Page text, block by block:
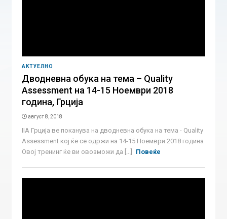
АКТУЕЛНО
Дводневна обука на тема – Quality
Assessment на 14-15 Ноември 2018
година, Грција
август 8, 2018
IIA Грција ве поканува на дводневна обука на тема - Quality
Assessment кој ќе се одржи на 14-15 Ноември 2018 година
Овој тренинг ќе ви овозможи да [...]
Повеќе